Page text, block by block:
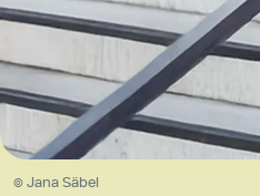
© Jana Säbel